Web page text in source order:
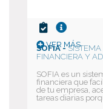
VER MÁS
SOFIA -SISTEMA
FINANCIERA Y
SOFIA es un
financiera que
de tu empresa,
tareas diarias